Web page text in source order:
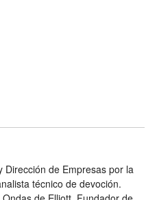
Dirección de Empresas por la
técnico de devoción.